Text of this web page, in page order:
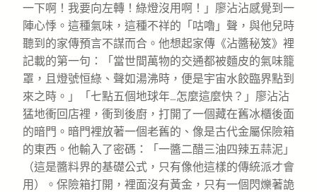
一下啊！我要向左轉！綠燈沒用啊！」廖沾沾感覺到一
陣心悸。這種氣味，這種不祥的「咕嚕」聲，與他兒時
聽到的家傳預言不謀而合。他想起家傳《沾醬秘笈》裡
記載的第一句：「當世間萬物的交通都被麵皮的氣味籠
罩，且燈號恒綠、聲如湯沸時，便是宇宙水餃臨界點到
來之時。」「七點五個地球年…怎麼這麼快？」廖沾沾
猛地衝回店裡，衝到後廚，打開了一個藏在舊冰櫃後面
的暗門。暗門裡放著一個老舊的、像是古代金屬保險箱
的東西。他輸入了密碼：「一醬二醋三油四辣五蒜泥」
（這是醬料界的基礎公式，只有像他這樣的傳統派才會
用）。保險箱打開，裡面沒有黃金，只有一個閃爍著詭